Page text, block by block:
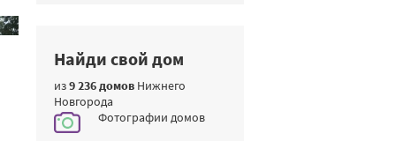
Найди свой дом
из9 236 домов Нижнего
Новгорода
Фотографии домов